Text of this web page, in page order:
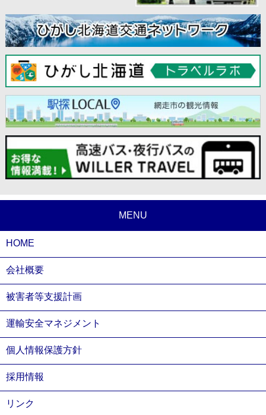
MENU
HOME
会社概要
被害者等支援計画
運輸安全マネジメント
個人情報保護方針
採用情報
リンク